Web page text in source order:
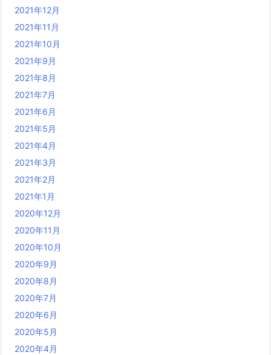
2021年12月
2021年11月
2021年10月
2021年9月
2021年8月
2021年7月
2021年6月
2021年5月
2021年4月
2021年3月
2021年2月
2021年1月
2020年12月
2020年11月
2020年10月
2020年9月
2020年8月
2020年7月
2020年6月
2020年5月
2020年4月